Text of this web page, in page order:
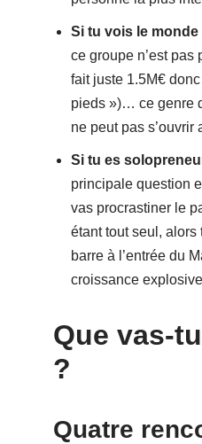
Si tu vois le
ce groupe n’est pas
fait juste 1.5M€
pieds »)… ce genre
ne peut pas s’ouvrir
Si tu es
principale question
vas procrastiner le
étant tout seul, alors
barre à l’entrée du
croissance
Que vas-
?
Quatre